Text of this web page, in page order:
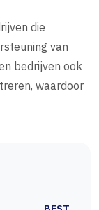
die
van
bedrijven ook
waardoor